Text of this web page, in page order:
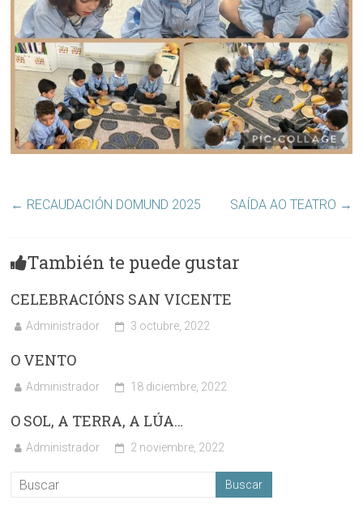
← RECAUDACIÓN DOMUND 2025 SAÍDA AO TEATRO →
También te puede gustar
CELEBRACIÓNS SAN VICENTE
Administrador 3 octubre, 2022
O VENTO
Administrador 18 diciembre, 2022
O SOL, A TERRA, A LÚA…
Administrador 2 noviembre, 2022